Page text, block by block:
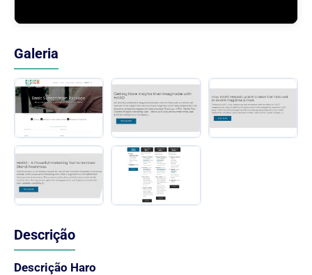
Galeria
Descrição
Descrição Haro